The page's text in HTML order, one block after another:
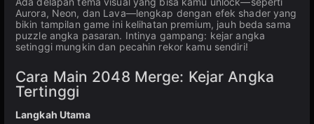
Aurora, Neon, dan Lava—lengkap dengan efek shader yang
bikin tampilan game ini kelihatan premium, jauh beda sama
puzzle angka pasaran. Intinya gampang: kejar angka
setinggi mungkin dan pecahin rekor kamu sendiri!
Cara Main 2048 Merge: Kejar Angka
Tertinggi
Langkah Utama